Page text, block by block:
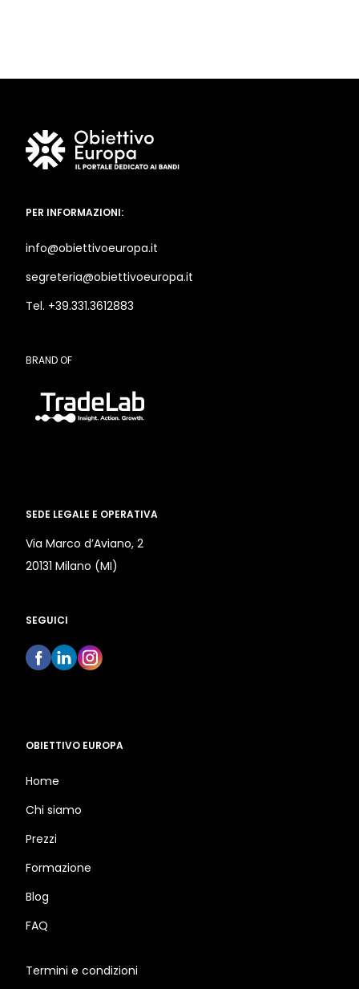
PER INFORMAZIONI:
info@obiettivoeuropa.it
segreteria@obiettivoeuropa.it
Tel. +39.331.3612883
BRAND OF
SEDE LEGALE E OPERATIVA
Via Marco d’Aviano, 2
20131 Milano (MI)
SEGUICI
OBIETTIVO EUROPA
Home
Chi siamo
Prezzi
Formazione
Blog
FAQ
Termini e condizioni